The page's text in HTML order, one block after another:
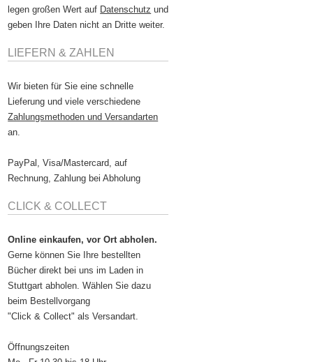
legen großen Wert auf Datenschutz und
geben Ihre Daten nicht an Dritte weiter.
LIEFERN & ZAHLEN
Wir bieten für Sie eine schnelle
Lieferung und viele verschiedene
Zahlungsmethoden und Versandarten
an.
PayPal, Visa/Mastercard, auf
Rechnung, Zahlung bei Abholung
CLICK & COLLECT
Online einkaufen, vor Ort abholen.
Gerne können Sie Ihre bestellten
Bücher direkt bei uns im Laden in
Stuttgart abholen. Wählen Sie dazu
beim Bestellvorgang
"Click & Collect" als Versandart.
Öffnungszeiten